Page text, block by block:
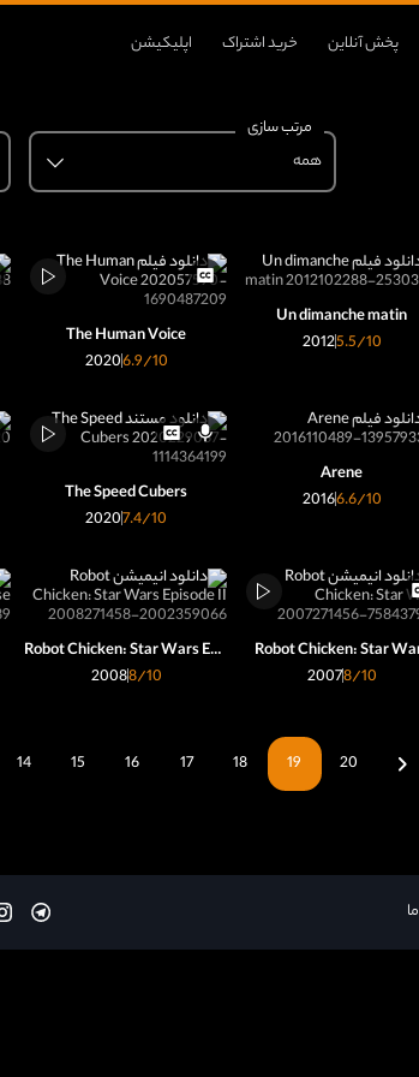
پخش آنلاین خرید اشتراک اپلیکیشن
مرتب سازی
همه
Un dimanche matin
20125.5/10
The Human Voice
20206.9/10
Arene
20166.6/10
The Speed Cubers
20207.4/10
Robot Chicken: Star
20078/10
Robot Chicken: Star Wars Episode II
20088/10
14 15 16 17 18 19 20